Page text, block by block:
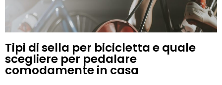
Tipi di sella per bicicletta e quale
scegliere per pedalare
comodamente in casa